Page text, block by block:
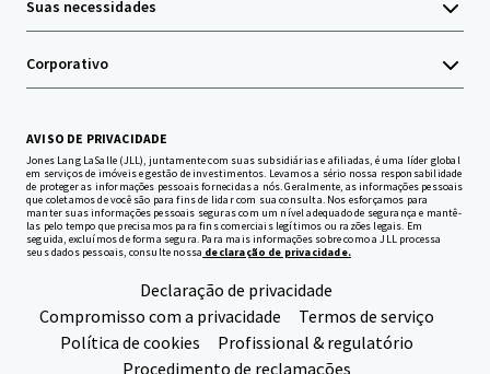
Suas necessidades
Corporativo
AVISO DE PRIVACIDADE
Jones Lang LaSalle (JLL), juntamente com suas subsidiárias e afiliadas, é uma líder global
em serviços de imóveis e gestão de investimentos. Levamos a sério nossa responsabilidade
de proteger as informações pessoais fornecidas a nós. Geralmente, as informações pessoais
que coletamos de você são para fins de lidar com sua consulta. Nos esforçamos para
manter suas informações pessoais seguras com um nível adequado de segurança e mantê-
las pelo tempo que precisamos para fins comerciais legítimos ou razões legais. Em
seguida, excluímos de forma segura. Para mais informações sobre como a JLL processa
seus dados pessoais, consulte nossa declaração de privacidade.
Declaração de privacidade
Compromisso com a privacidade
Termos de serviço
Política de cookies
Profissional & regulatório
Procedimento de reclamações